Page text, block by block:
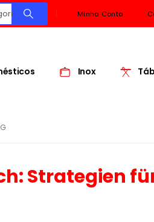
Minha Conta
Inox
Strategien